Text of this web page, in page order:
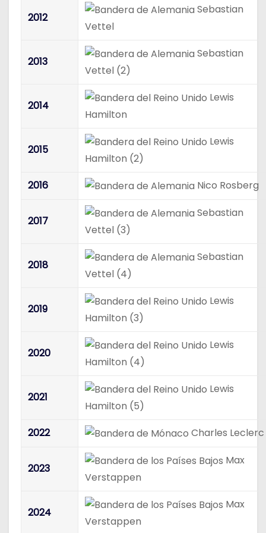
2012
Sebastian
Vettel
2013
Sebastian
Vettel (2)
2014
Lewis
Hamilton
2015
Lewis
Hamilton (2)
2016
Nico Rosberg
2017
Sebastian
Vettel (3)
2018
Sebastian
Vettel (4)
2019
Lewis
Hamilton (3)
2020
Lewis
Hamilton (4)
2021
Lewis
Hamilton (5)
2022
Charles Leclerc
2023
Max
Verstappen
2024
Max
Verstappen